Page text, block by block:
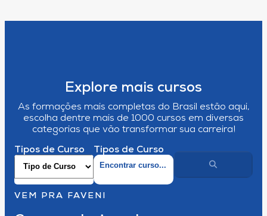
Explore mais cursos
As formações mais completas do Brasil estão aqui,
escolha dentre mais de 1000 cursos em diversas
categorias que vão transformar sua carreira!
Tipos de Curso Tipos de Curso
VEM PRA FAVENI